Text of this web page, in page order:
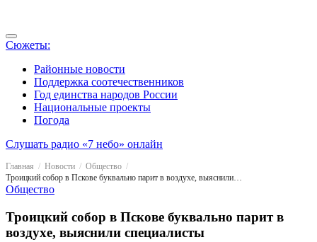
Сюжеты:
Районные новости
Поддержка соотечественников
Год единства народов России
Национальные проекты
Погода
Слушать радио «7 небо» онлайн
Главная Новости
Общество
Троицкий собор в Пскове буквально парит в воздухе, выяснили специалисты
Общество
Троицкий собор в Пскове буквально парит в
воздухе, выяснили специалисты